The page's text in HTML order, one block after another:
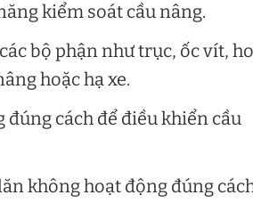
kiểm soát cầu nâng.
bộ phận như trục, ốc vít,
hoặc hạ xe.
cách để điều khiển cầu
không hoạt động đúng